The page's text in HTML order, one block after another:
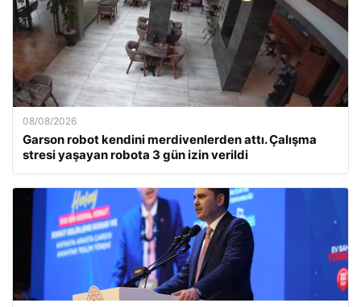
08/08/2026
Garson robot kendini merdivenlerden attı. Çalışma
stresi yaşayan robota 3 gün izin verildi